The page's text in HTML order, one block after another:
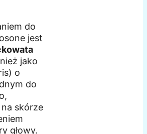
do
jest
jako
o
do
skórze
głowy.